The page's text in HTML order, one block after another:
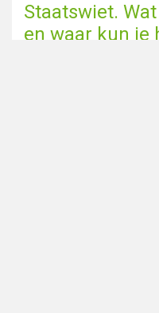
Staatswiet.
en waar kun je